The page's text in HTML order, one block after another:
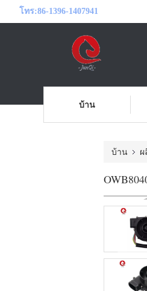
โทร:86-1396-1407941
บ้าน
บ้าน